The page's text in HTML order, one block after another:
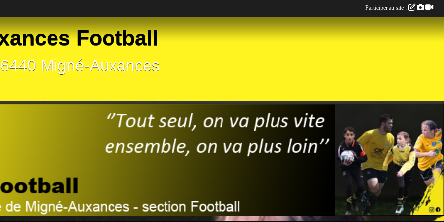
Football
Migné-Auxances
Participer au site :